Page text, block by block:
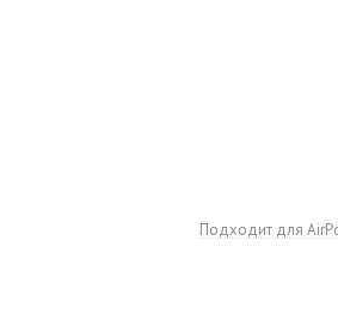
Подходит для